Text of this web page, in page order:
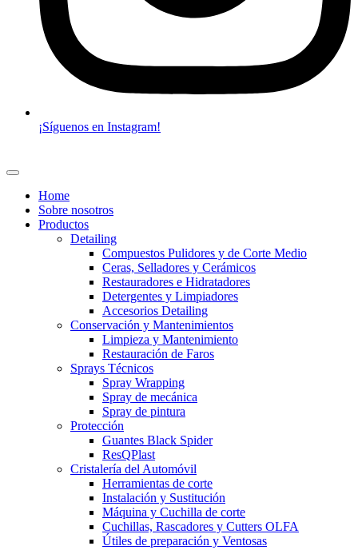
¡Síguenos en Instagram!
Home
Sobre nosotros
Productos
Detailing
Compuestos Pulidores y de Corte Medio
Ceras, Selladores y Cerámicos
Restauradores e Hidratadores
Detergentes y Limpiadores
Accesorios Detailing
Conservación y Mantenimientos
Limpieza y Mantenimiento
Restauración de Faros
Sprays Técnicos
Spray Wrapping
Spray de mecánica
Spray de pintura
Protección
Guantes Black Spider
ResQPlast
Cristalería del Automóvil
Herramientas de corte
Instalación y Sustitución
Máquina y Cuchilla de corte
Cuchillas, Rascadores y Cutters OLFA
Útiles de preparación y Ventosas